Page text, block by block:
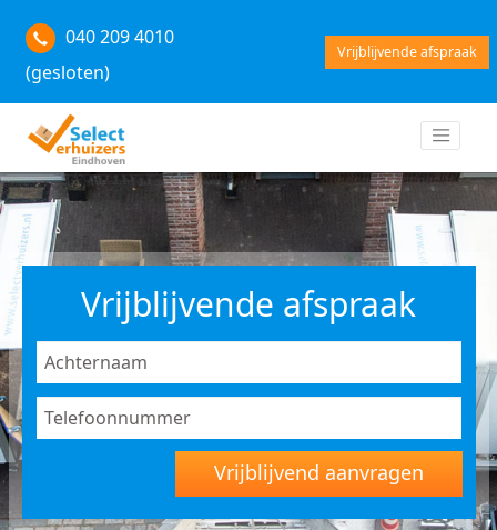
040 209 4010
(gesloten)
Vrijblijvende afspraak
Vrijblijvende afspraak
Vrijblijvend aanvragen